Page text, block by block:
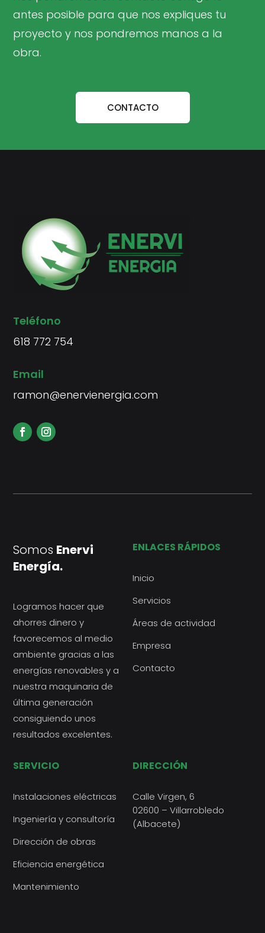
antes posible para que nos expliques tu
proyecto y nos pondremos manos a la
obra.
CONTACTO
Teléfono
618 772 754
Email
ramon@enervienergia.com
Somos Enervi
Energía.
Logramos hacer que
ahorres dinero y
favorecemos al medio
ambiente gracias a las
energías renovables y a
nuestra maquinaria de
última generación
consiguiendo unos
resultados excelentes.
ENLACES RÁPIDOS
Inicio
Servicios
Áreas de actividad
Empresa
Contacto
SERVICIO
Instalaciones eléctricas
Ingeniería y consultoría
Dirección de obras
Eficiencia energética
Mantenimiento
DIRECCIÓN
Calle Virgen, 6
02600 – Villarrobledo
(Albacete)